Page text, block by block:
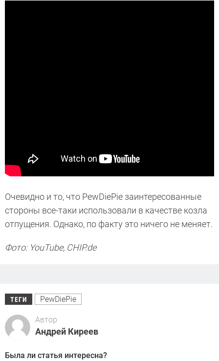
Очевидно и то, что PewDiePie заинтересованные
стороны все-таки использовали в качестве козла
отпущения. Однако, по факту это ничего не меняет.
Фото: YouTube, CHIP.de
ТЕГИ PewDiePie
Автор
Андрей Киреев
Была ли статья интересна?